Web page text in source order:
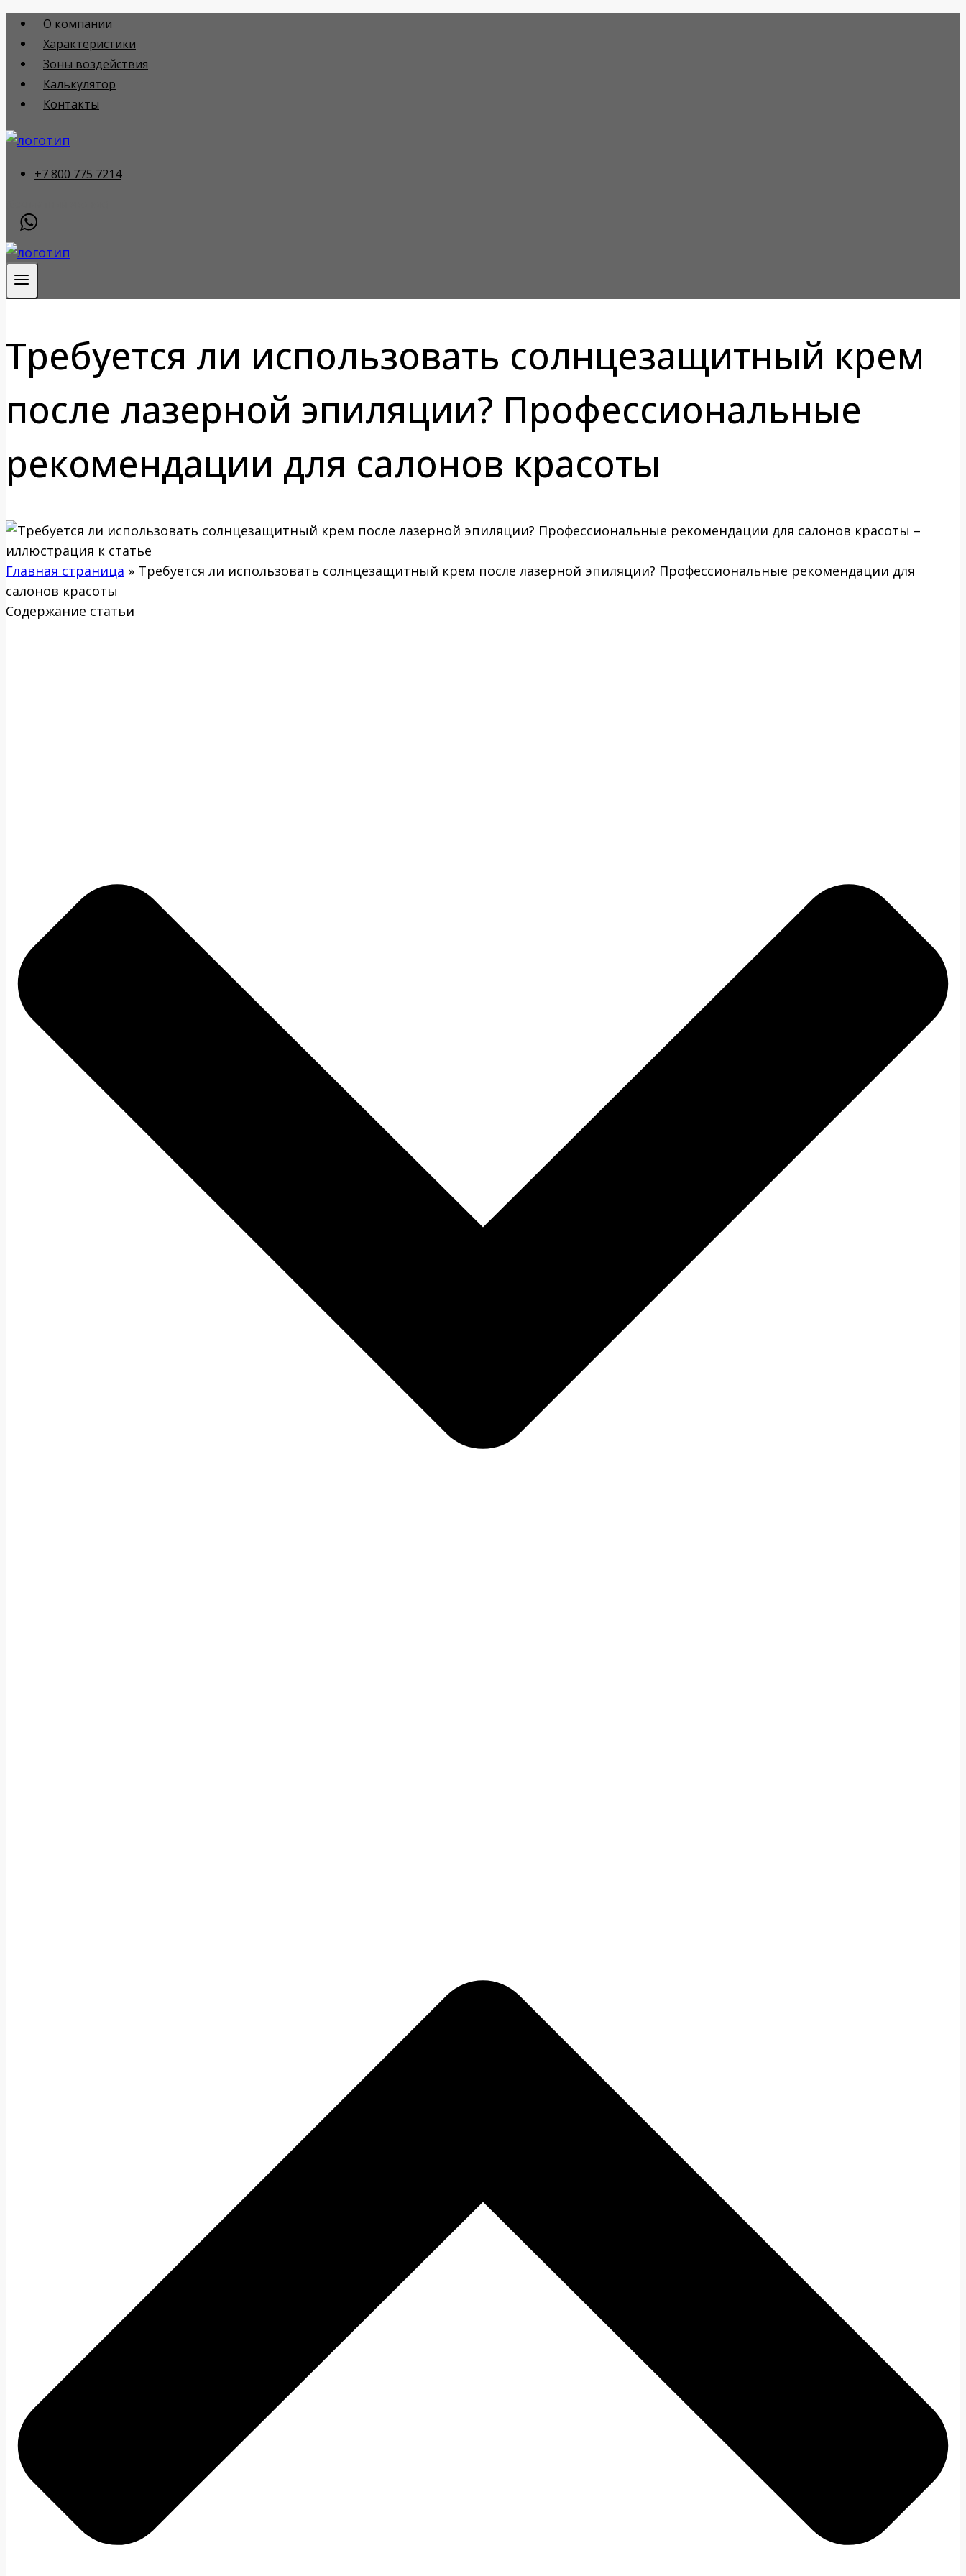
Перейти
содержимому
О компании
Характеристики
Зоны воздействия
Калькулятор
Контакты
+7 800 775 7214
Требуется ли использовать солнцезащитный крем
после лазерной эпиляции? Профессиональные
рекомендации для салонов красоты
Главная страница » Требуется ли использовать солнцезащитный крем после лазерной эпиляции? Профессиональные рекомендации для
салонов красоты
Содержание статьи